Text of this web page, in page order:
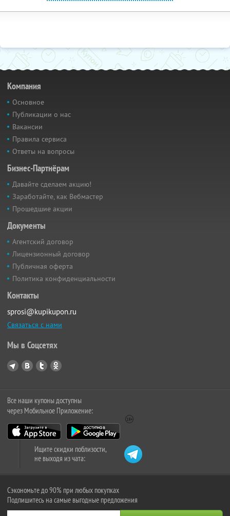
Компания
Основное
Публикации о нас
Вакансии
Правила сервиса
Ответы на вопросы
Бизнес-Партнёрам
Давайте сделаем акцию!
Заработайте, как Вебмастер
Прошедшие акции
Документы
Агентский договор
Лицензионный договор
Публичная оферта
Политика конфиденциальности
Контакты
sprosi@kupikupon.ru
Связаться с нами
Мы в Соцсетях
Все наши купоны доступны
через Мобильное Приложение:
Ищите скидки поблизости,
не выходя из чата:
Сэкономьте до 90% при любых покупках
Подпишитесь на самые выгодные предложения